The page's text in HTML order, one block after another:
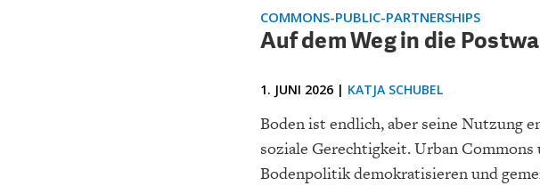
COMMONS-PUBLIC-PARTNERSHIPS
Auf dem Weg in die
1. JUNI 2026 | KATJA SCHUBEL
Boden ist endlich, aber seine Nutzung
soziale Gerechtigkeit. Urban
Bodenpolitik demokratisieren und